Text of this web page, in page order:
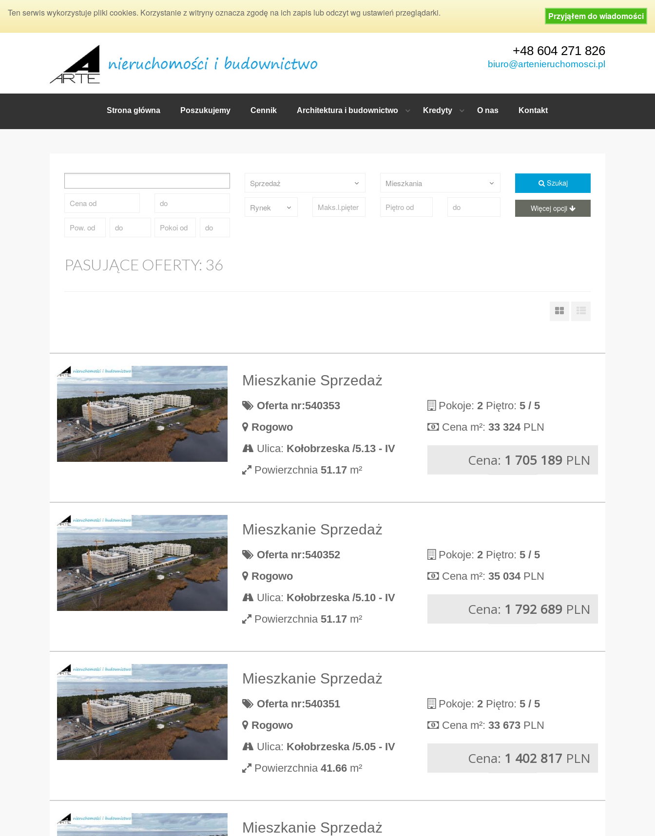
Ten serwis wykorzystuje pliki cookies. Korzystanie z witryny oznacza zgodę na ich zapis lub odczyt wg ustawień przeglądarki. Przyjąłem do wiadomości
+48 604 271 826
biuro@artenieruchomosci.pl
Strona główna Poszukujemy Cennik Architektura i budownictwo Kredyty O nas Kontakt
Sprzedaż
Rynek
Mieszkania Szukaj
Więcej opcji
PASUJĄCE OFERTY: 36
Mieszkanie Sprzedaż
Oferta nr:540353
Rogowo
Ulica: Kołobrzeska /5.13 - IV
Powierzchnia 51.17 m²
Pokoje: 2 Piętro: 5 / 5
Cena m²: 33 324 PLN
Cena: 1 705 189 PLN
Mieszkanie Sprzedaż
Oferta nr:540352
Rogowo
Ulica: Kołobrzeska /5.10 - IV
Powierzchnia 51.17 m²
Pokoje: 2 Piętro: 5 / 5
Cena m²: 35 034 PLN
Cena: 1 792 689 PLN
Mieszkanie Sprzedaż
Oferta nr:540351
Rogowo
Ulica: Kołobrzeska /5.05 - IV
Powierzchnia 41.66 m²
Pokoje: 2 Piętro: 5 / 5
Cena m²: 33 673 PLN
Cena: 1 402 817 PLN
Mieszkanie Sprzedaż